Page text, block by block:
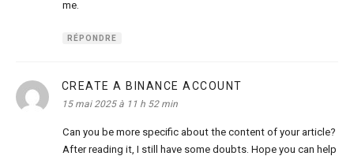
me.
RÉPONDRE
CREATE A BINANCE ACCOUNT
15 mai 2025 à 11 h 52 min
Can you be more specific about the content of your article?
After reading it, I still have some doubts. Hope you can help